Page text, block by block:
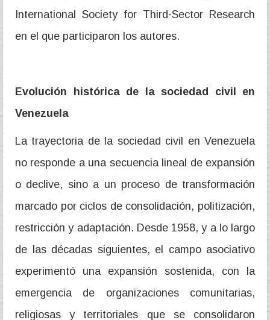
International Society for Third-Sector Research
en el que participaron los autores.
Evolución histórica de la sociedad civil en
Venezuela
La trayectoria de la sociedad civil en Venezuela
no responde a una secuencia lineal de expansión
o declive, sino a un proceso de transformación
marcado por ciclos de consolidación, politización,
restricción y adaptación. Desde 1958, y a lo largo
de las décadas siguientes, el campo asociativo
experimentó una expansión sostenida, con la
emergencia de organizaciones comunitarias,
religiosas y territoriales que se consolidaron